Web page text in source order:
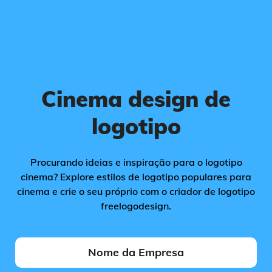
Cinema design de
logotipo
Procurando ideias e inspiração para o logotipo
cinema? Explore estilos de logotipo populares para
cinema e crie o seu próprio com o criador de logotipo
freelogodesign.